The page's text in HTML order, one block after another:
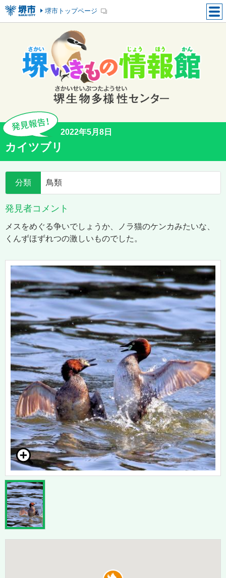
堺市トップページ
2022年5月8日
カイツブリ
分類 鳥類
発見者コメント
メスをめぐる争いでしょうか、ノラ猫のケンカみたいな、
くんずほずれつの激しいものでした。